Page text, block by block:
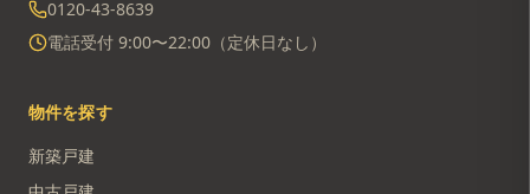
0120-43-8639
電話受付 9:00〜22:00（定休日なし）
物件を探す
新築戸建